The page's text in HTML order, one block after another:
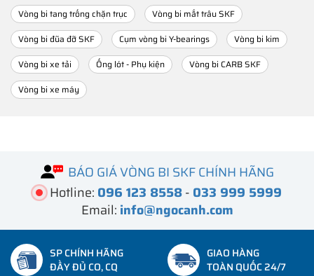
Vòng bi tang trống chặn trục
Vòng bi mắt trâu SKF
Vòng bi đũa đỡ SKF
Cụm vòng bi Y-bearings
Vòng bi kim
Vòng bi xe tải
Ống lót - Phụ kiện
Vòng bi CARB SKF
Vòng bi xe máy
BÁO GIÁ VÒNG BI SKF CHÍNH HÃNG
Hotline: 096 123 8558- 033 999 5999
Email: info@ngocanh.com
SP CHÍNH HÃNG
ĐẦY ĐỦ CO, CQ
GIAO HÀNG
TOÀN QUỐC 24/7